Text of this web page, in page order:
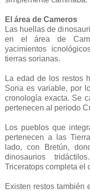
El área de Cameros
Las huellas de
en el área de
yacimientos
tierras sorianas.
La edad de los restos
Soria es variable, por
cronología exacta. Se
pertenecen al periodo
Los pueblos que
pertenecen a las
lado, con Bretún,
dinosaurios
Triceratops completa el
Existen restos también